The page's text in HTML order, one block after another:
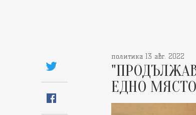
политика 13 авг. 2022
ЕДНО